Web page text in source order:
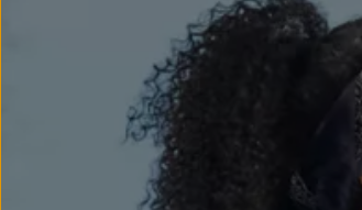
Finansowanie aut używanych
Kalkulator finansowy
Ubezpieczenia i gwarancje
Ubezpieczenia komunikacyjne
Ubezpieczenie GAP/RTI
Gwarancje
Zakup i finansowanie dla biznesu
Leasing dla biznesu
Mała flota
Duża flota